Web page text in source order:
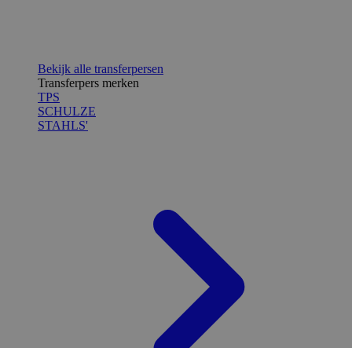
Bekijk alle transferpersen
Transferpers merken
TPS
SCHULZE
STAHLS'